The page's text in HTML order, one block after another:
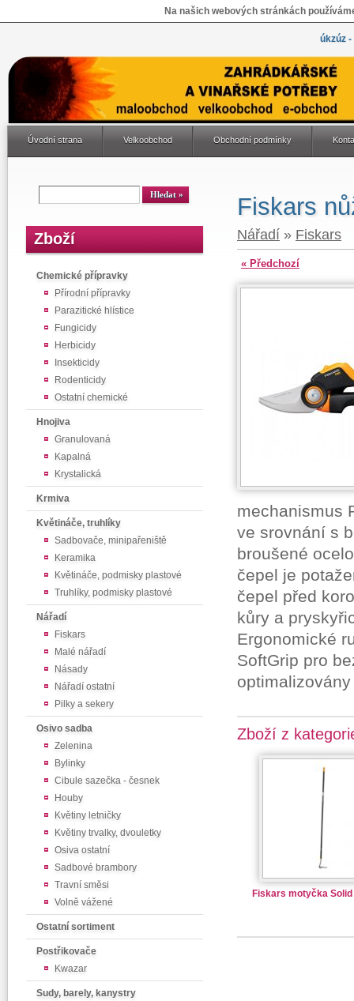
Na našich webových stránkách
úkzúz
Úvodní strana Velkoobchod Obchodní podmínky
Zboží
Chemické přípravky
Přírodní přípravky
Parazitické hlístice
Fungicidy
Herbicidy
Insekticidy
Rodenticidy
Ostatní chemické
Hnojiva
Granulovaná
Kapalná
Krystalická
Krmiva
Květináče, truhlíky
Sadbovače, minipařeniště
Keramika
Květináče, podmisky plastové
Truhlíky, podmisky plastové
Nářadí
Fiskars
Malé nářadí
Násady
Nářadí ostatní
Pilky a sekery
Osivo sadba
Zelenina
Bylinky
Cibule sazečka - česnek
Houby
Květiny letničky
Květiny trvalky, dvouletky
Osiva ostatní
Sadbové brambory
Travní směsi
Volně vážené
Ostatní sortiment
Postřikovače
Kwazar
Sudy, barely, kanystry
Fiskars
Nářadí » Fiskars
« Předchozí
mechanismus
ve srovnání s
broušené
čepel je
čepel před
kůry a
Ergonomické
SoftGrip pro
Zboží z
Fiskars motyčka Solid